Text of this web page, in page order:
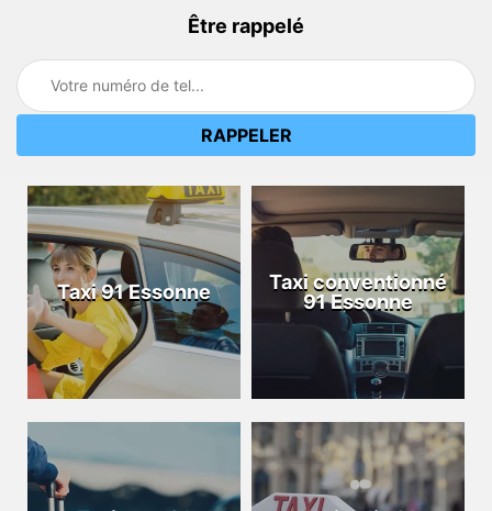
Être rappelé
Taxi 91 Essonne
Taxi conventionné
91 Essonne